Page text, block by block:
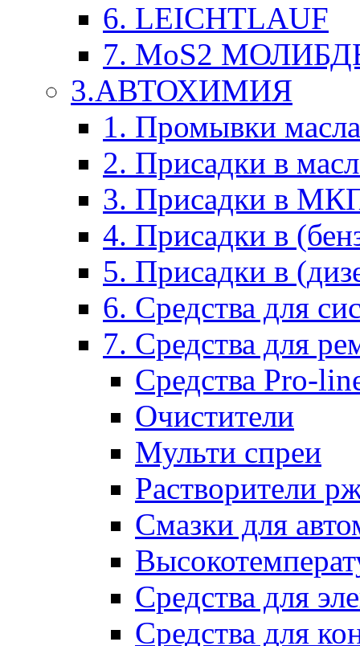
6. LEICHTLAUF
7. MoS2
3.АВТОХИМИЯ
1. Промывки масла
2. Присадки в
3. Присадки в
4. Присадки в
5. Присадки в
6. Средства для
7. Средства для
Средства Pro-
Очистители
Мульти спреи
Растворители
Смазки для
Средства для
Средства для